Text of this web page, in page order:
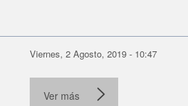
Viernes, 2 Agosto, 2019 - 10:47
Ver más